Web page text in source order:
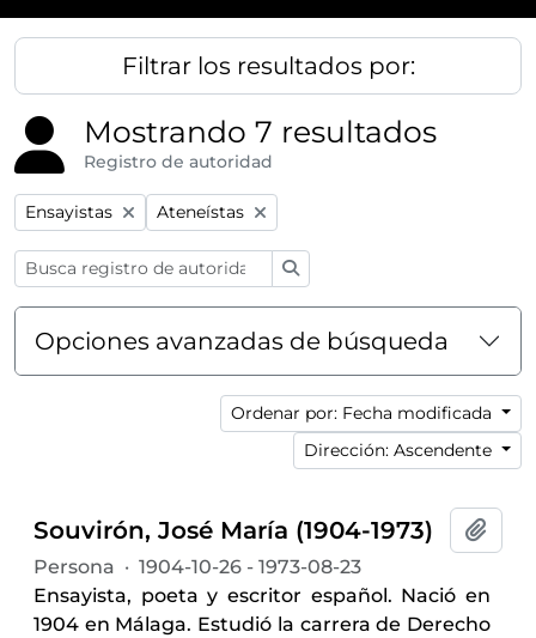
Filtrar los resultados por:
Mostrando 7 resultados
Registro de autoridad
Remove filter:
Ensayistas Remove filter:
Ateneístas
Opciones avanzadas de búsqueda
Ordenar por: Fecha modificada
Dirección: Ascendente
Souvirón, José María (1904-1973)
Persona · 1904-10-26 - 1973-08-23
Ensayista, poeta y escritor español. Nació en
1904 en Málaga. Estudió la carrera de Derecho